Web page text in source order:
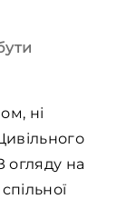
ні
огляду на